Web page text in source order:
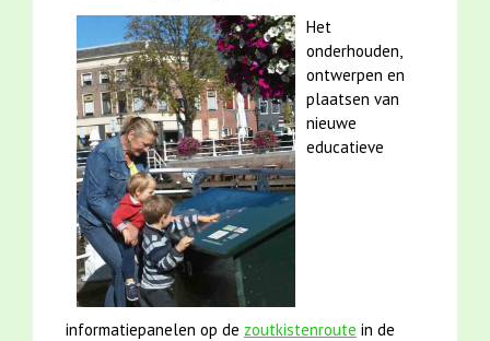
Het
onderhouden,
ontwerpen en
plaatsen van
nieuwe
educatieve
informatiepanelen op de zoutkistenroute in de